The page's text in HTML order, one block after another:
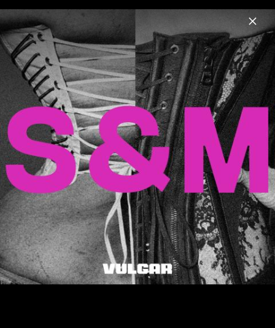
Menu
Madonna
Home News Musik Videos Fotos Biografie
Madonna Pressebilder 2019